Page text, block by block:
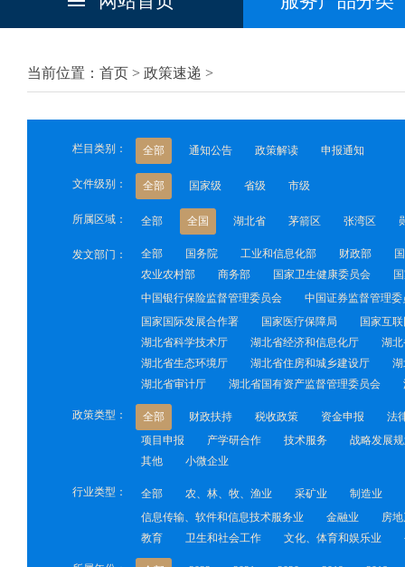
当前位置：首页 > 政策速递 >
栏目类别： 全部 通知公告 政策解读 申报通知
文件级别： 全部 国家级 省级 市级
所属区域： 全部 全国 湖北省 茅箭区 张湾区
发文部门： 全部 国务院 工业和信息化部 财政部
农业农村部
商务部 国家卫生健康委员会
中国银行保险监督管理委员会
中国证券监督管理委
国家国际发展合作署
国家医疗保障局
国家互
湖北省科学技术厅
湖北省经济和信息化厅
湖
湖北省生态环境厅
湖北省住房和城乡建设厅
湖北省审计厅
湖北省国有资产监督管理委员会
政策类型： 全部 财政扶持 税收政策 资金申报
法
项目申报
产学研合作 技术服务
战略发展
其他
小微企业
行业类型： 全部 农、林、牧、渔业 采矿业
制造业
信息传输、软件和信息技术服务业
金融业
房
教育
卫生和社会工作 文化、体育和娱乐业